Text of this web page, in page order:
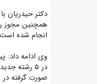
همچنین مجوز
انجام شده
وی ادامه داد:
در ۵ رشته
صورت گرفته